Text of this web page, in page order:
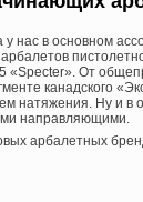
нас в основном
От
канадского
натяжения. Ну и в
направляющими.
арбалетных